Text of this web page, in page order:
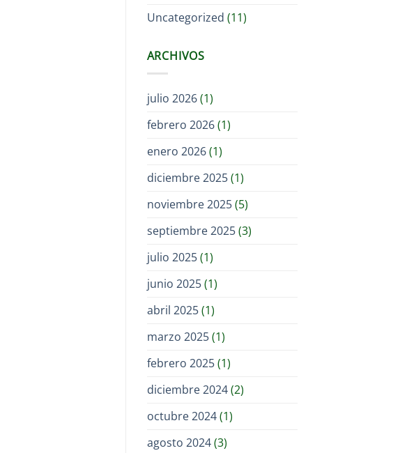
Uncategorized (11)
ARCHIVOS
julio 2026(1)
febrero 2026(1)
enero 2026(1)
diciembre 2025(1)
noviembre 2025(5)
septiembre 2025(3)
julio 2025(1)
junio 2025(1)
abril 2025(1)
marzo 2025(1)
febrero 2025(1)
diciembre 2024(2)
octubre 2024(1)
agosto 2024(3)